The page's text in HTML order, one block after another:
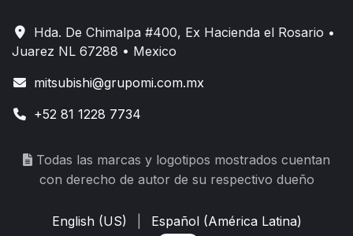
Hda. De Chimalpa #400, Ex Hacienda el Rosario •
Juarez NL 67288 • Mexico
mitsubishi@grupomi.com.mx
+52 81 1228 7734
Todas las marcas y logotipos mostrados cuentan
con derecho de autor de su respectivo dueño
English (US)
Español (América Latina)